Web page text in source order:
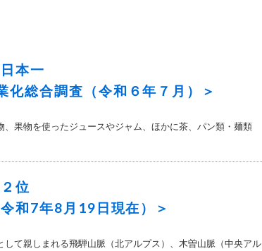
本一
化総合調査（令和６年７月）＞
果物を使ったジュースやジャム、ほかに茶、パン類・麺類
位
和7年8月19日現在）＞
て親しまれる飛騨山脈（北アルプス）、木曽山脈（中央アル